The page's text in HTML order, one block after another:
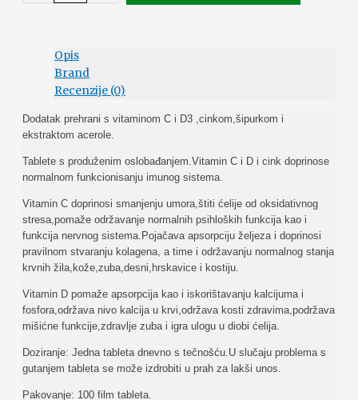
Opis
Brand
Recenzije (0)
Dodatak prehrani s vitaminom C i D3 ,cinkom,šipurkom i
ekstraktom acerole.
Tablete s produženim oslobađanjem.Vitamin C i D i cink doprinose
normalnom funkcionisanju imunog sistema.
Vitamin C doprinosi smanjenju umora,štiti ćelije od oksidativnog
stresa,pomaže održavanje normalnih psihloških funkcija kao i
funkcija nervnog sistema.Pojačava apsorpciju željeza i doprinosi
pravilnom stvaranju kolagena, a time i održavanju normalnog stanja
krvnih žila,kože,zuba,desni,hrskavice i kostiju.
Vitamin D pomaže apsorpcija kao i iskorištavanju kalcijuma i
fosfora,održava nivo kalcija u krvi,održava kosti zdravima,podržava
mišićne funkcije,zdravlje zuba i igra ulogu u diobi ćelija.
Doziranje: Jedna tableta dnevno s tečnošću.U slučaju problema s
gutanjem tableta se može izdrobiti u prah za lakši unos.
Pakovanje: 100 film tableta.